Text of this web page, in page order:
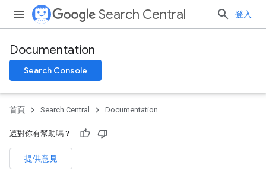
Search Central 登入
Documentation
Search Console
首頁 Search Central Documentation
這對你有幫助嗎？
提供意見